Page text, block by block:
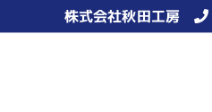
株式会社秋田工房